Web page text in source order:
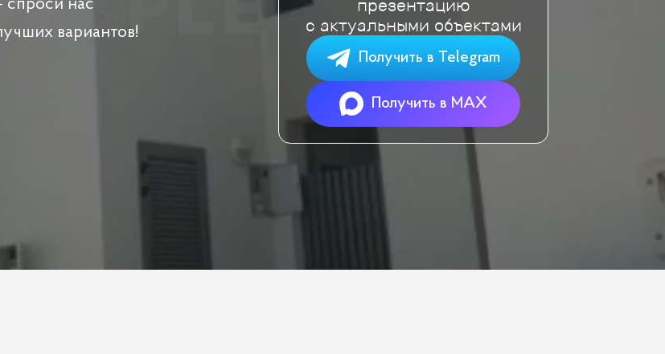
спроси нас
вариантов!
презентацию
с актуальными объектами
Получить в Telegram
Получить в MAX